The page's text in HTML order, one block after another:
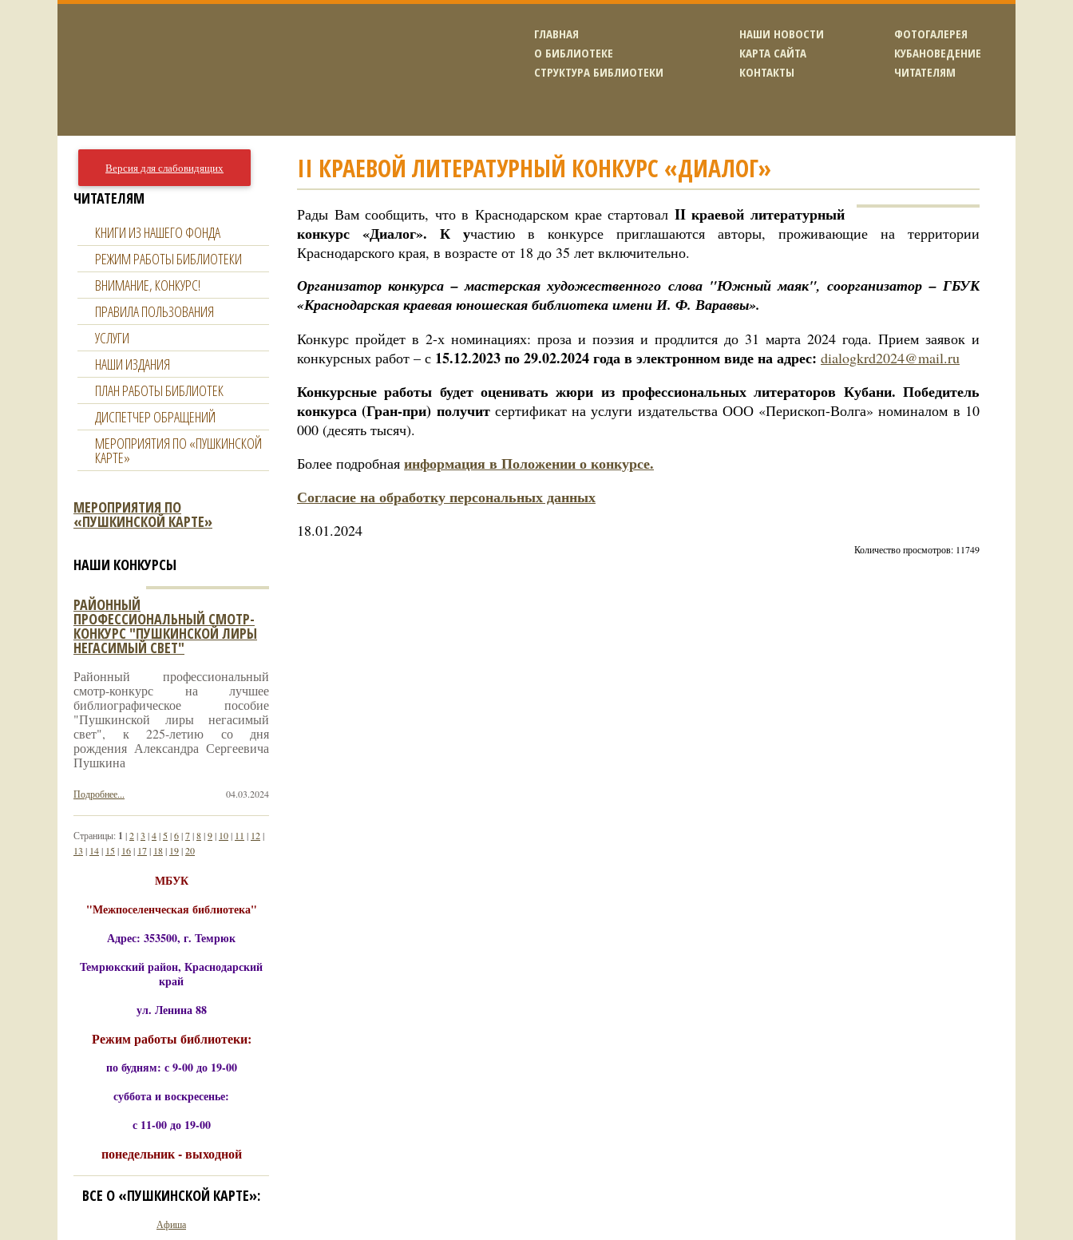
ГЛАВНАЯ
О БИБЛИОТЕКЕ
СТРУКТУРА БИБЛИОТЕКИ
НАШИ НОВОСТИ
КАРТА САЙТА
КОНТАКТЫ
ФОТОГАЛЕРЕЯ
КУБАНОВЕДЕНИЕ
ЧИТАТЕЛЯМ
II КРАЕВОЙ ЛИТЕРАТУРНЫЙ КОНКУРС «ДИАЛОГ»
Рады Вам сообщить, что в Краснодарском крае стартовал IIкраевой литературный
конкурс «Диалог». К участию в конкурсе приглашаются авторы, проживающие на территории
Краснодарского края, в возрасте от 18 до 35 лет включительно.
Организатор конкурса – мастерская художественного слова "Южный маяк", соорганизатор – ГБУК
«Краснодарская краевая юношеская библиотека имени И. Ф. Вараввы».
Конкурс пройдет в 2-х номинациях: проза и поэзия и продлится до 31 марта 2024 года. Прием заявок и
конкурсных работ – с 15.12.2023 по 29.02.2024 года в электронном виде на адрес: dialogkrd2024@mail.ru
Конкурсные работы будет оценивать жюри из профессиональных литераторов Кубани. Победитель
конкурса (Гран-при) получит сертификат на услуги издательства ООО «Перископ-Волга» номиналом в 10
000 (десять тысяч).
Более подробная информация в Положении о конкурсе.
Согласие на обработку персональных данных
18.01.2024
Количество просмотров: 11749
Версия для слабовидящих
ЧИТАТЕЛЯМ
КНИГИ ИЗ НАШЕГО ФОНДА
РЕЖИМ РАБОТЫ БИБЛИОТЕКИ
ВНИМАНИЕ, КОНКУРС!
ПРАВИЛА ПОЛЬЗОВАНИЯ
УСЛУГИ
НАШИ ИЗДАНИЯ
ПЛАН РАБОТЫ БИБЛИОТЕК
ДИСПЕТЧЕР ОБРАЩЕНИЙ
МЕРОПРИЯТИЯ ПО «ПУШКИНСКОЙ
КАРТЕ»
МЕРОПРИЯТИЯ ПО
«ПУШКИНСКОЙ КАРТЕ»
НАШИ КОНКУРСЫ
РАЙОННЫЙ
ПРОФЕССИОНАЛЬНЫЙ СМОТР-
КОНКУРС "ПУШКИНСКОЙ ЛИРЫ
НЕГАСИМЫЙ СВЕТ"
Районный профессиональный
смотр-конкурс на лучшее
библиографическое пособие
"Пушкинской лиры негасимый
свет", к 225-летию со дня
рождения Александра Сергеевича
Пушкина
04.03.2024
Подробнее...
Страницы: 1 |2|3 |4| 5|6|7|8|9| 10| 11 | 12|
13 | 14| 15| 16| 17| 18| 19|20
МБУК
"Межпоселенческая библиотека"
Адрес: 353500, г. Темрюк
Темрюкский район, Краснодарский
край
ул. Ленина 88
Режим работы библиотеки:
по будням: с 9-00 до 19-00
суббота и воскресенье:
с 11-00 до 19-00
понедельник - выходной
ВСЕ О «ПУШКИНСКОЙ КАРТЕ»:
Афиша